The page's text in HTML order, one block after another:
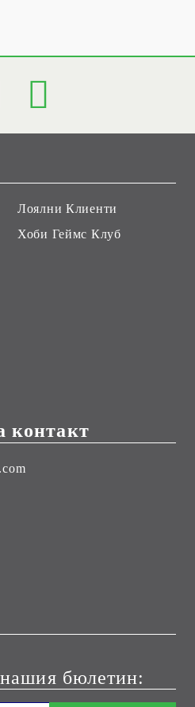
Лоялни Клиенти
Хоби Геймс Клуб
контакт
бюлетин: